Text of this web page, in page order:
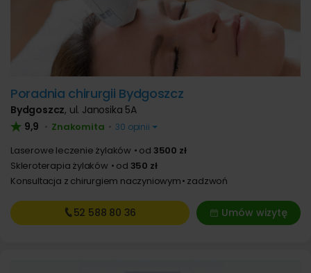
Poradnia chirurgii Bydgoszcz
Bydgoszcz, ul. Janosika 5A
9,9 • Znakomita • 30 opinii
Laserowe leczenie żylaków od 3500 zł
Skleroterapia żylaków
od 350 zł
Konsultacja z chirurgiem naczyniowym zadzwoń
Umów wizytę
52 588 80 36